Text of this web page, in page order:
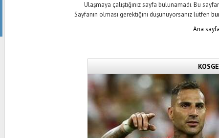
Ulaşmaya çalıştığınız sayfa bulunamadı. Bu
Sayfanın olması gerektiğini düşünüyorsanız lütfen
Ana